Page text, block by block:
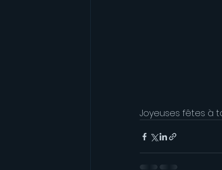
Joyeuses fêtes à